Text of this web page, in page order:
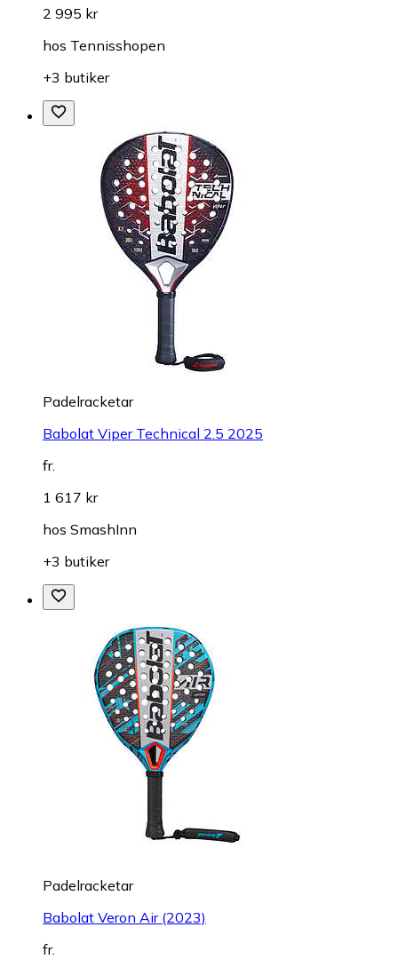
2 995 kr
hos Tennisshopen
+3 butiker
Padelracketar
Babolat Viper Technical 2.5 2025
fr.
1 617 kr
hos SmashInn
+3 butiker
Padelracketar
Babolat Veron Air (2023)
fr.